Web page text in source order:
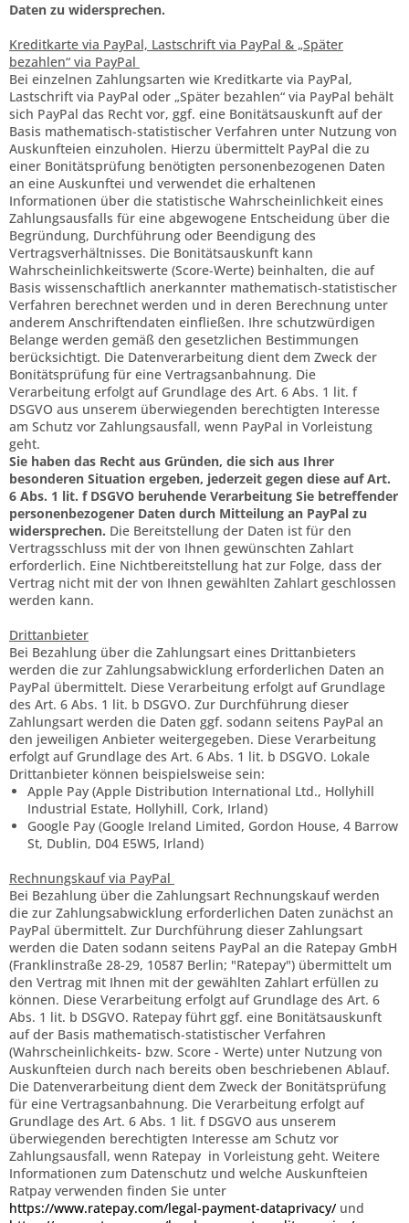
Daten zu widersprechen.
Kreditkarte via PayPal, Lastschrift via PayPal & „Später
bezahlen“ via PayPal
Bei einzelnen Zahlungsarten wie Kreditkarte via PayPal,
Lastschrift via PayPal oder „Später bezahlen“ via PayPal behält
sich PayPal das Recht vor, ggf. eine Bonitätsauskunft auf der
Basis mathematisch-statistischer Verfahren unter Nutzung von
Auskunfteien einzuholen. Hierzu übermittelt PayPal die zu
einer Bonitätsprüfung benötigten personenbezogenen Daten
an eine Auskunftei und verwendet die erhaltenen
Informationen über die statistische Wahrscheinlichkeit eines
Zahlungsausfalls für eine abgewogene Entscheidung über die
Begründung, Durchführung oder Beendigung des
Vertragsverhältnisses. Die Bonitätsauskunft kann
Wahrscheinlichkeitswerte (Score-Werte) beinhalten, die auf
Basis wissenschaftlich anerkannter mathematisch-statistischer
Verfahren berechnet werden und in deren Berechnung unter
anderem Anschriftendaten einfließen. Ihre schutzwürdigen
Belange werden gemäß den gesetzlichen Bestimmungen
berücksichtigt. Die Datenverarbeitung dient dem Zweck der
Bonitätsprüfung für eine Vertragsanbahnung. Die
Verarbeitung erfolgt auf Grundlage des Art. 6 Abs. 1 lit. f
DSGVO aus unserem überwiegenden berechtigten Interesse
am Schutz vor Zahlungsausfall, wenn PayPal in Vorleistung
geht.
Sie haben das Recht aus Gründen, die sich aus Ihrer
besonderen Situation ergeben, jederzeit gegen diese auf Art.
6 Abs. 1 lit. f DSGVO beruhende Verarbeitung Sie betreffender
personenbezogener Daten durch Mitteilung an PayPal zu
widersprechen. Die Bereitstellung der Daten ist für den
Vertragsschluss mit der von Ihnen gewünschten Zahlart
erforderlich. Eine Nichtbereitstellung hat zur Folge, dass der
Vertrag nicht mit der von Ihnen gewählten Zahlart geschlossen
werden kann.
Drittanbieter
Bei Bezahlung über die Zahlungsart eines Drittanbieters
werden die zur Zahlungsabwicklung erforderlichen Daten an
PayPal übermittelt. Diese Verarbeitung erfolgt auf Grundlage
des Art. 6 Abs. 1 lit. b DSGVO. Zur Durchführung dieser
Zahlungsart werden die Daten ggf. sodann seitens PayPal an
den jeweiligen Anbieter weitergegeben. Diese Verarbeitung
erfolgt auf Grundlage des Art. 6 Abs. 1 lit. b DSGVO. Lokale
Drittanbieter können beispielsweise sein:
Apple Pay (Apple Distribution International Ltd., Hollyhill
Industrial Estate, Hollyhill, Cork, Irland)
Google Pay (Google Ireland Limited, Gordon House, 4 Barrow
St, Dublin, D04 E5W5, Irland)
Rechnungskauf via PayPal
Bei Bezahlung über die Zahlungsart Rechnungskauf werden
die zur Zahlungsabwicklung erforderlichen Daten zunächst an
PayPal übermittelt. Zur Durchführung dieser Zahlungsart
werden die Daten sodann seitens PayPal an die Ratepay GmbH
(Franklinstraße 28-29, 10587 Berlin; "Ratepay") übermittelt um
den Vertrag mit Ihnen mit der gewählten Zahlart erfüllen zu
können. Diese Verarbeitung erfolgt auf Grundlage des Art. 6
Abs. 1 lit. b DSGVO. Ratepay führt ggf. eine Bonitätsauskunft
auf der Basis mathematisch-statistischer Verfahren
(Wahrscheinlichkeits- bzw. Score - Werte) unter Nutzung von
Auskunfteien durch nach bereits oben beschriebenen Ablauf.
Die Datenverarbeitung dient dem Zweck der Bonitätsprüfung
für eine Vertragsanbahnung. Die Verarbeitung erfolgt auf
Grundlage des Art. 6 Abs. 1 lit. f DSGVO aus unserem
überwiegenden berechtigten Interesse am Schutz vor
Zahlungsausfall, wenn Ratepay in Vorleistung geht. Weitere
Informationen zum Datenschutz und welche Auskunfteien
Ratpay verwenden finden Sie unter
https://www.ratepay.com/legal-payment-dataprivacy/ und